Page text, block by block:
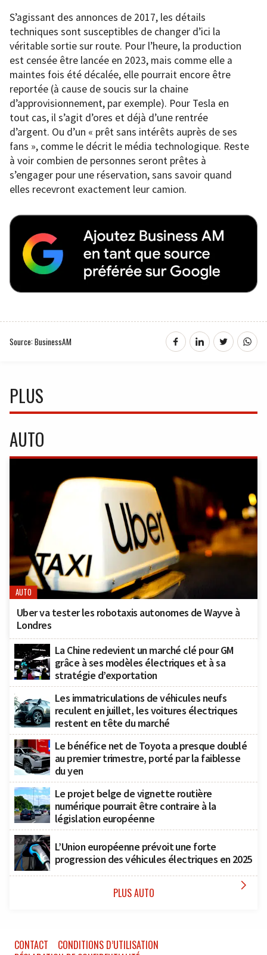
S’agissant des annonces de 2017, les détails
techniques sont susceptibles de changer d’ici la
véritable sortie sur route. Pour l’heure, la production
est censée être lancée en 2023, mais comme elle a
maintes fois été décalée, elle pourrait encore être
reportée (à cause de soucis sur la chaine
d’approvisionnement, par exemple). Pour Tesla en
tout cas, il s’agit d’ores et déjà d’une rentrée
d’argent. Ou d’un « prêt sans intérêts auprès de ses
fans », comme le décrit le média technologique. Reste
à voir combien de personnes seront prêtes à
s’engager pour une réservation, sans savoir quand
elles recevront exactement leur camion.
Source: BusinessAM
PLUS
AUTO
AUTO
Uber va tester les robotaxis autonomes de Wayve à
Londres
La Chine redevient un marché clé pour GM
grâce à ses modèles électriques et à sa
stratégie d’exportation
Les immatriculations de véhicules neufs
reculent en juillet, les voitures électriques
restent en tête du marché
Le bénéfice net de Toyota a presque doublé
au premier trimestre, porté par la faiblesse
du yen
Le projet belge de vignette routière
numérique pourrait être contraire à la
législation européenne
L’Union européenne prévoit une forte
progression des véhicules électriques en 2025
PLUS AUTO 
CONTACT
CONDITIONS D’UTILISATION